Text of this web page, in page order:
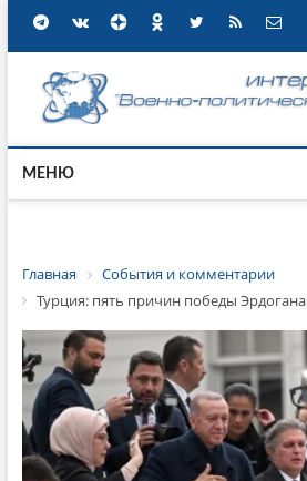
МЕНЮ
Главная
События и комментарии
Турция: пять причин победы Эрдогана